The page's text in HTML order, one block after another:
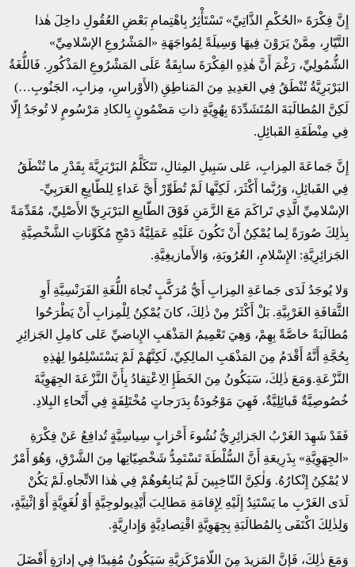
إِنَّ فِكْرَةَ «الحُكْمِ الذَّاتِيِّ» تَسْتَأْثِرُ بِاهْتِمامِ بَعْضِ العُقُولِ داخِلَ هٰذا
التَّيّارِ، مِمَّنْ يَرَوْنَ فِيهَا وَسِيلَةً لِمُواجَهَةِ «المَشْرُوعِ الإسْلامِيِّ»
الشُّمُولِيِّ، رَغْمَ أَنَّ هٰذِهِ الفِكْرَةَ سابِقَةٌ عَلَى المَشْرُوعِ المَذْكُورِ. فَاللُّغَةُ
البَرْبَرِيَّةُ تُنْطَقُ فِي العَدِيدِ مِنَ المَناطِقِ (الأَوْراسِ، مِزابِ، الجَنُوبِ…)
لَكِنَّ المُطالَبَةَ المُتَشَدِّدَةَ بِهُوِيَّةٍ ذاتِ مَضْمُونٍ بِالكادِ مَرْسُومٍ لا تُوجَدُ إِلّا
فِي مِنْطَقَةِ القَبائِلِ.
إِنَّ جَماعَةَ المِزابِ، عَلى سَبِيلِ المِثالِ، تَتَكَلَّمُ البَرْبَرِيَّةَ بِقَدْرِ ما تُنْطَقُ
فِي القَبائِلِ، وَرُبَّما أَكْثَرَ، لَكِنَّها لَمْ تُطَوِّرْ أَيَّ عَداءٍ لِلطّابِعِ العَرَبِيِّ-
الإسْلامِيِّ الَّذِي تَراكَمَ مَعَ الزَّمَنِ فَوْقَ الطّابِعِ البَرْبَرِيِّ الأَصْلِيِّ، مُقَدِّمَةً
بِذٰلِكَ صُورَةً لِما يُمْكِنُ أَنْ تَكُونَ عَلَيْهِ عَمَلِيَّةُ دَمْجِ مُكَوِّناتِ الشَّخْصِيَّةِ
الجَزائِرِيَّةِ: الإِسْلامِ، العُرُوبَةِ، وَالأَمازيغِيَّةِ.
وَلا يُوجَدُ لَدَى جَماعَةِ المِزابِ أَيُّ مُرَكَّبٍ تُجاهَ اللُّغَةِ الفَرَنْسِيَّةِ أَوِ
الثَّقافَةِ الغَرْبِيَّةِ. بَلْ أَكْثَرُ مِنْ ذٰلِكَ، كانَ يُمْكِنُ لِلْمِزابِ أَنْ يَطْرَحُوا
مُطالَبَةً خاصَّةً بِهِمْ، وَهِيَ تَعْمِيمُ المَذْهَبِ الإِباضيِّ عَلى كامِلِ الجَزائِرِ
بِحُجَّةِ أَنَّهُ أَقْدَمُ مِنَ المَذْهَبِ المالِكِيِّ، لَكِنَّهُمْ لَمْ يَسْتَسْلِمُوا لِهٰذِهِ
النَّزْعَةِ.وَمَعَ ذٰلِكَ، سَيَكُونُ مِنَ الخَطَإِ الِاعْتِقادُ بِأَنَّ النَّزْعَةَ الجِهَوِيَّةَ
خُصُوصِيَّةٌ قَبائِلِيَّةٌ، فَهِيَ مَوْجُودَةٌ بِدَرَجاتٍ مُخْتَلِفَةٍ فِي أَنْحاءِ البِلادِ.
فَقَدْ شَهِدَ الغَرْبُ الجَزائِرِيُّ نُشُوءَ أَحْزابٍ سِياسِيَّةٍ تُدافِعُ عَنْ فِكْرَةِ
«الجِهَوِيَّةِ» بِذَرِيعَةِ أَنَّ السُّلْطَةَ تَسْتَمِدُّ شَخْصِيّاتِها مِنَ الشَّرْقِ، وَهُوَ أَمْرٌ
لا يُمْكِنُ إِنْكارُهُ. وَلٰكِنَّ النّاخِبِينَ لَمْ يُتابِعُوهُمْ فِي هٰذا الاتِّجاهِ.لَمْ يَكُنْ
لَدَى الغَرْبِ ما يَسْتَنِدُ إِلَيْهِ لِإِقامَةِ مَطالِبَ أَيْدِيولوجِيَّةٍ أَوْ لُغَوِيَّةٍ أَوْ إثْنِيَّةٍ،
وَلِذٰلِكَ اكْتَفَى بِالمُطالَبَةِ بِجِهَوِيَّةٍ اقْتِصادِيَّةٍ وَإِدارِيَّةٍ.
وَمَعَ ذٰلِكَ، فَإِنَّ المَزِيدَ مِنَ اللّامَرْكَزِيَّةِ سَيَكُونُ مُفِيدًا فِي إِدارَةٍ أَفْضَلَ